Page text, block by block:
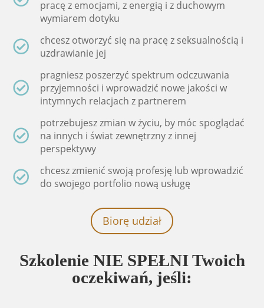
pracę z emocjami, z energią i z duchowym
wymiarem dotyku
chcesz otworzyć się na pracę z seksualnością i
uzdrawianie jej
pragniesz poszerzyć spektrum odczuwania
przyjemności i wprowadzić nowe jakości w
intymnych relacjach z partnerem
potrzebujesz zmian w życiu, by móc spoglądać
na innych i świat zewnętrzny z innej
perspektywy
chcesz zmienić swoją profesję lub wprowadzić
do swojego portfolio nową usługę
Biorę udział
Szkolenie NIE SPEŁNI Twoich
oczekiwań, jeśli: